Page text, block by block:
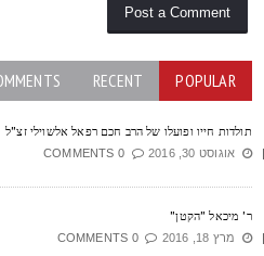
POPULAR
RECENT
COMMENTS
חייו ופועלו של הרב חכם רפאל אלשוילי זצ"ל
אוגוסט 30, 2016 0 COMMENTS
מיכאל "הקטן"
מרץ 18, 2016 0 COMMENTS